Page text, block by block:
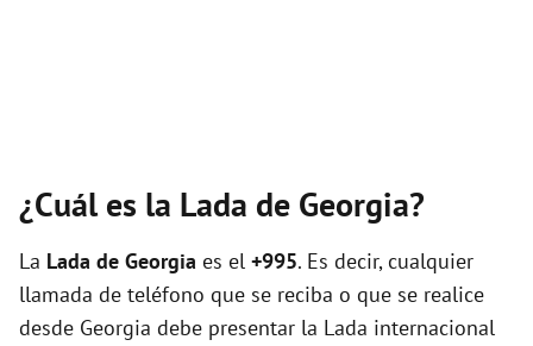
¿Cuál es la Lada de Georgia?
La Lada de Georgia es el +995. Es decir, cualquier
llamada de teléfono que se reciba o que se realice
desde Georgia debe presentar la Lada internacional